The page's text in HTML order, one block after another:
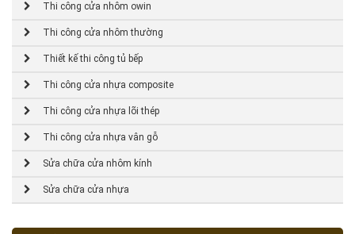
Thi công cửa nhôm owin
Thi công cửa nhôm thường
Thiết kế thi công tủ bếp
Thi công cửa nhựa composite
Thi công cửa nhựa lõi thép
Thi công cửa nhựa vân gỗ
Sửa chữa cửa nhôm kính
Sửa chữa cửa nhựa